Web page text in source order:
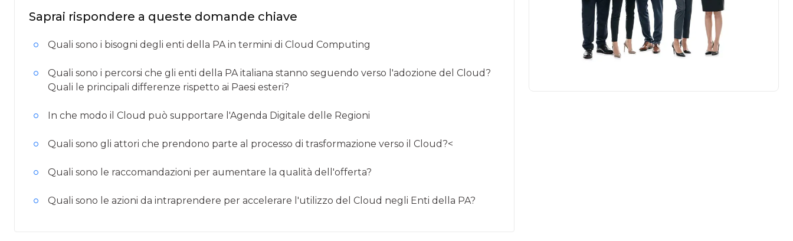
Saprai rispondere a queste domande chiave
Quali sono i bisogni degli enti della PA in termini di Cloud Computing
Quali sono i percorsi che gli enti della PA italiana stanno seguendo verso l'adozione del Cloud?
Quali le principali differenze rispetto ai Paesi esteri?
In che modo il Cloud può supportare l'Agenda Digitale delle Regioni
Quali sono gli attori che prendono parte al processo di trasformazione verso il Cloud?<
Quali sono le raccomandazioni per aumentare la qualità dell'offerta?
Quali sono le azioni da intraprendere per accelerare l'utilizzo del Cloud negli Enti della PA?